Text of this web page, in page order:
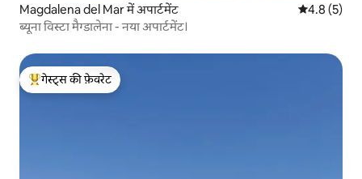
Magdalena del Mar में अपार्टमेंट औसत रेटिंग 5
4.8 (5)
ब्यूना विस्टा मैग्डालेना - नया अपार्टमेंट।
गेस्ट्स का टॉप फ़ेवरेट
गेस्ट्स की फ़ेवरेट